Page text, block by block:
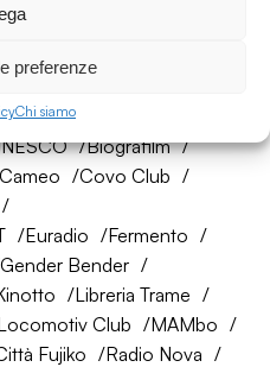
preferenze
Chi siamo
Biografilm
Covo Club
Euradio
Fermento
Gender Bender
Libreria Trame
Club
MAMbo
Fujiko
Radio Nova